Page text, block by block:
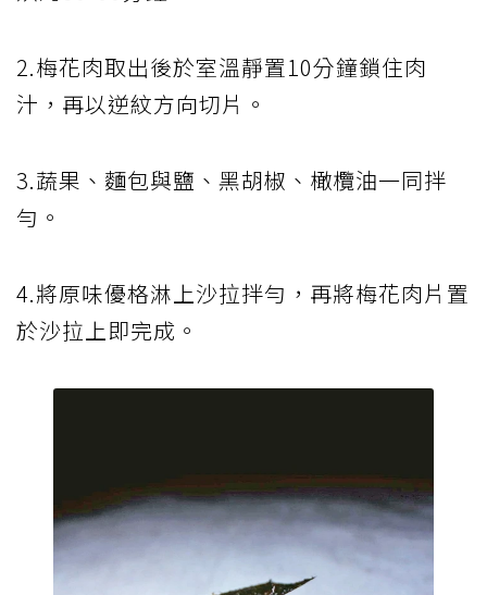
2.梅花肉取出後於室溫靜置10分鐘鎖住肉
汁，再以逆紋方向切片。
3.蔬果、麵包與鹽、黑胡椒、橄欖油一同拌
勻。
4.將原味優格淋上沙拉拌勻，再將梅花肉片置
於沙拉上即完成。